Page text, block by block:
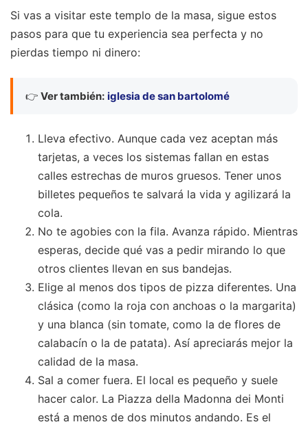
Si vas a visitar este templo de la masa, sigue estos
pasos para que tu experiencia sea perfecta y no
pierdas tiempo ni dinero:
👉 Ver también: iglesia de san bartolomé
Lleva efectivo. Aunque cada vez aceptan más
tarjetas, a veces los sistemas fallan en estas
calles estrechas de muros gruesos. Tener unos
billetes pequeños te salvará la vida y agilizará la
cola.
No te agobies con la fila. Avanza rápido. Mientras
esperas, decide qué vas a pedir mirando lo que
otros clientes llevan en sus bandejas.
Elige al menos dos tipos de pizza diferentes. Una
clásica (como la roja con anchoas o la margarita)
y una blanca (sin tomate, como la de flores de
calabacín o la de patata). Así apreciarás mejor la
calidad de la masa.
Sal a comer fuera. El local es pequeño y suele
hacer calor. La Piazza della Madonna dei Monti
está a menos de dos minutos andando. Es el